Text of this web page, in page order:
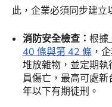
此，企業必須同步建立
消防安全檢查： 根據
40 條與第 42 條 ，
堆放雜物，並定期
員傷亡，最高可處
年以下有期徒刑。